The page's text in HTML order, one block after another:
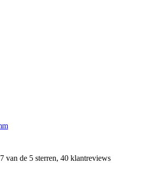
van de 5 sterren, 40 klantreviews